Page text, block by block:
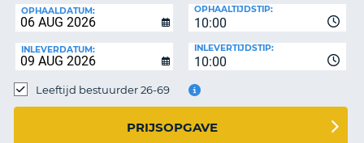
OPHAALDATUM:
10:00
OPHAALTIJDSTIP:
INLEVERDATUM:
10:00
INLEVERTIJDSTIP:
Leeftijd bestuurder 26-69
PRIJSOPGAVE